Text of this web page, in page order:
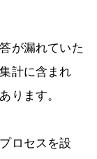
が漏れていた
計に含まれ
ります。
ロセスを設